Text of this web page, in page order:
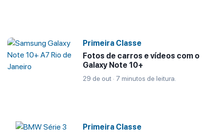
Primeira Classe
Fotos de carros e vídeos com o
Galaxy Note 10+
29 de out · 7 minutos de leitura.
Primeira Classe